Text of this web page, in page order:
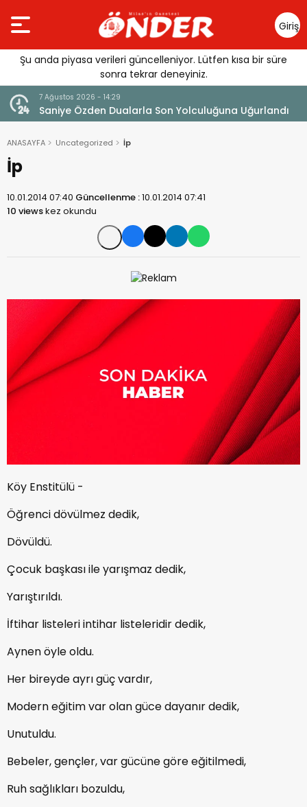
Giriş
Yap
Şu anda piyasa verileri güncelleniyor. Lütfen kısa bir süre
sonra tekrar deneyiniz.
7 Ağustos 2026 - 14:29
Saniye Özden Dualarla Son Yolculuğuna Uğurlandı
ANASAYFA Uncategorized İp
İp
10.01.2014 07:40 Güncellenme :10.01.2014 07:41
10 viewskez okundu
Köy Enstitülü -
Öğrenci dövülmez dedik,
Dövüldü.
Çocuk başkası ile yarışmaz dedik,
Yarıştırıldı.
İftihar listeleri intihar listeleridir dedik,
Aynen öyle oldu.
Her bireyde ayrı güç vardır,
Modern eğitim var olan güce dayanır dedik,
Unutuldu.
Bebeler, gençler, var gücüne göre eğitilmedi,
Ruh sağlıkları bozuldu,